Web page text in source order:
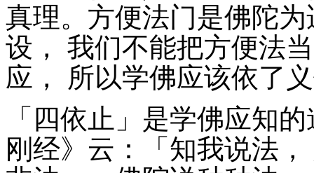
真理。方便法门是佛陀
设， 我们不能把方便法
应， 所以学佛应该依了
「四依止」是学佛应知
刚经》云：「知我说法